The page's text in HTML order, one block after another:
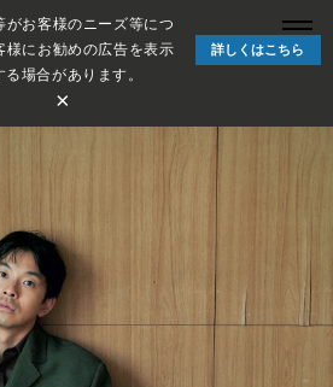
がお客様のニーズ等につ
様にお勧めの広告を表示
場合があります。
詳しくはこちら
×